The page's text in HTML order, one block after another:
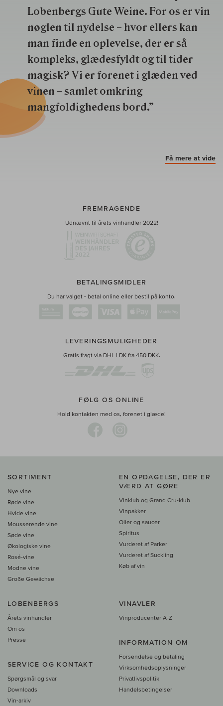
Lobenbergs Gute Weine. For os er vin
nøglen til nydelse – hvor ellers kan
man finde en oplevelse, der er så
kompleks, glædesfyldt og til tider
magisk? Vi er forenet i glæden ved
vinen – samlet omkring
mangfoldighedens bord.”
Få mere at vide
FREMRAGENDE
Udnævnt til årets vinhandler 2022!
BETALINGSMIDLER
Du har valget - betal online eller bestil på konto.
LEVERINGSMULIGHEDER
Gratis fragt via DHL i DK fra 450 DKK.
FØLG OS ONLINE
Hold kontakten med os, forenet i glæde!
SORTIMENT
Nye vine
Røde vine
Hvide vine
Mousserende vine
Søde vine
Økologiske vine
Rosé-vine
Modne vine
Große Gewächse
EN OPDAGELSE, DER ER
VÆRD AT GØRE
Vinklub og Grand Cru-klub
Vinpakker
Olier og saucer
Spiritus
Vurderet af Parker
Vurderet af Suckling
Køb af vin
LOBENBERGS
Årets vinhandler
Om os
Presse
SERVICE OG KONTAKT
Spørgsmål og svar
Downloads
Vin-arkiv
VINAVLER
Vinproducenter A-Z
INFORMATION OM
Forsendelse og betaling
Virksomhedsoplysninger
Privatlivspolitik
Handelsbetingelser